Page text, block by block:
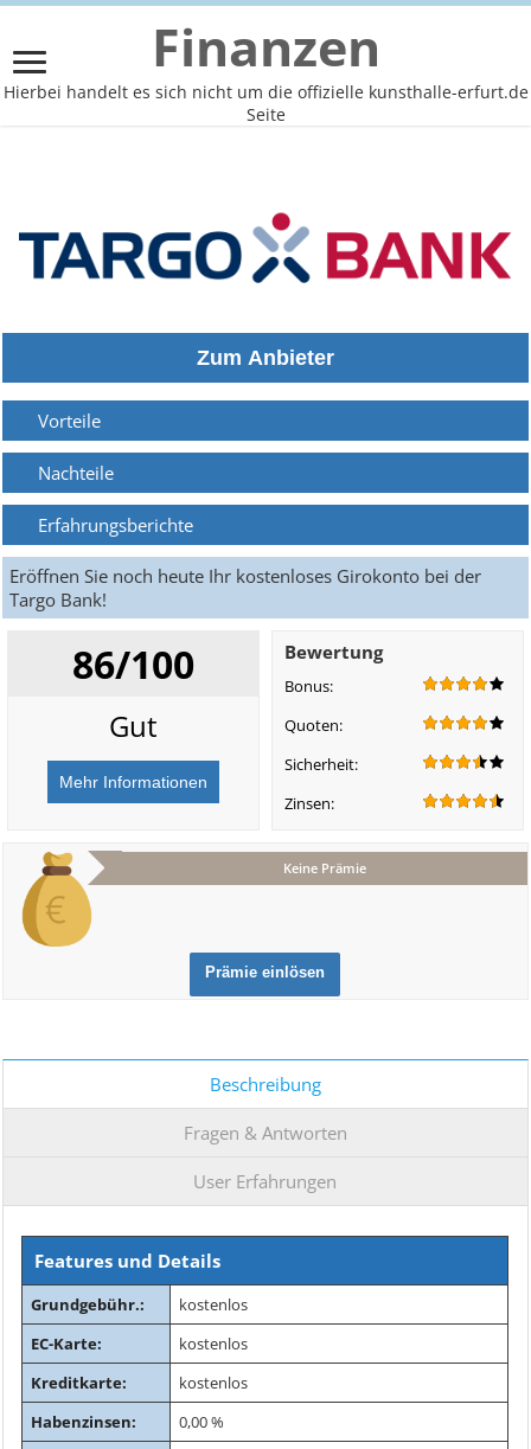
Finanzen
Hierbei handelt es sich nicht um die offizielle kunsthalle-erfurt.de
Seite
Vorteile
Nachteile
Erfahrungsberichte
Eröffnen Sie noch heute Ihr kostenloses Girokonto bei der
Targo Bank!
86/100
Gut
Bewertung
Bonus:
Quoten:
Sicherheit:
Zinsen:
Keine Prämie
Beschreibung
Fragen & Antworten
User Erfahrungen
Features und Details
Grundgebühr.:
kostenlos
EC-Karte:
kostenlos
Kreditkarte:
kostenlos
Habenzinsen:
0,00 %